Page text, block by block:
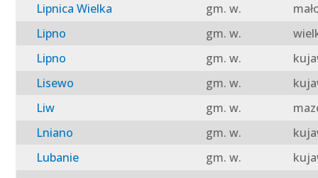
Lipnica Wielka
gm. w.
Lipno
gm. w.
Lipno
gm. w.
Lisewo
gm. w.
Liw
gm. w.
Lniano
gm. w.
Lubanie
gm. w.